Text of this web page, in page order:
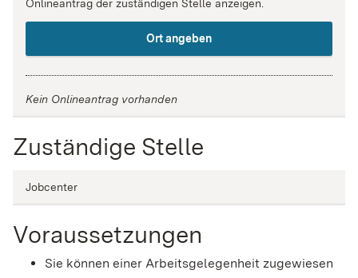
Onlineantrag der zuständigen Stelle anzeigen.
Ort angeben
Kein Onlineantrag vorhanden
Zuständige Stelle
Jobcenter
Voraussetzungen
Sie können einer Arbeitsgelegenheit zugewiesen